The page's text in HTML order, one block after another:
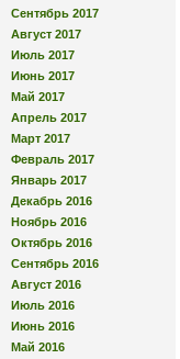
Сентябрь 2017
Август 2017
Июль 2017
Июнь 2017
Май 2017
Апрель 2017
Март 2017
Февраль 2017
Январь 2017
Декабрь 2016
Ноябрь 2016
Октябрь 2016
Сентябрь 2016
Август 2016
Июль 2016
Июнь 2016
Май 2016